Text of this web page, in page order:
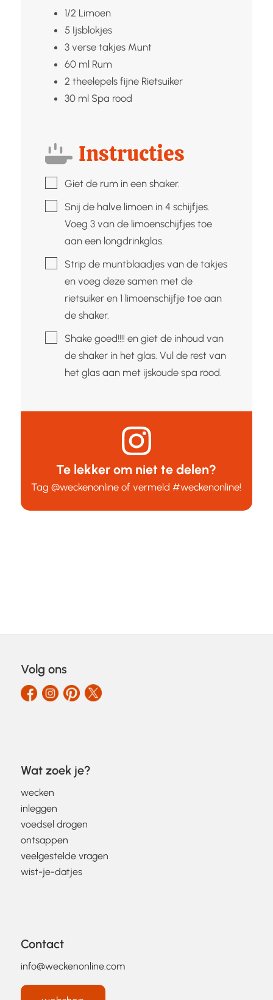
1/2 Limoen
5 Ijsblokjes
3 verse takjes Munt
60 ml Rum
2 theelepels fijne Rietsuiker
30 ml Spa rood
Instructies
▢
Giet de rum in een shaker.
▢Snij de halve limoen in 4 schijfjes.
Voeg 3 van de limoenschijfjes toe
aan een longdrinkglas.
▢Strip de muntblaadjes van de takjes
en voeg deze samen met de
rietsuiker en 1 limoenschijfje toe aan
de shaker.
▢Shake goed!!!! en giet de inhoud van
de shaker in het glas. Vul de rest van
het glas aan met ijskoude spa rood.
Te lekker om niet te delen?
Tag@weckenonline of vermeld#weckenonline!
Volg ons
Wat zoek je?
wecken
inleggen
voedsel drogen
ontsappen
veelgestelde vragen
wist-je-datjes
Contact
info@weckenonline.com